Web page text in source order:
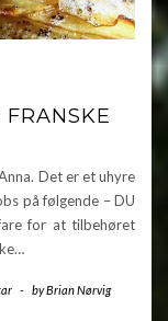
Det er et uhyre
på følgende – DU
fare for at tilbehøret
- byBrian Nørvig